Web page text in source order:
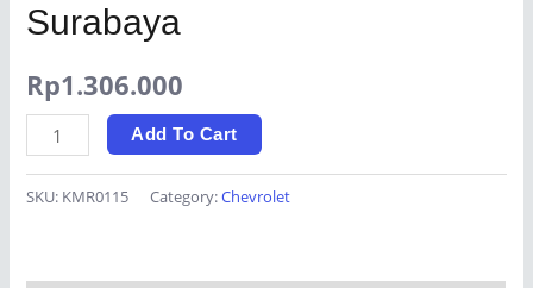
Surabaya
Rp1.306.000
Jual
Kaca
Belakang
Add To Cart
SKU: KMR0115 Category:Chevrolet